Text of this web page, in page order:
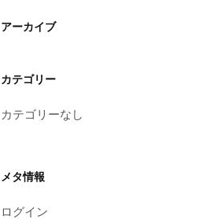
アーカイブ
カテゴリー
カテゴリーなし
メタ情報
ログイン